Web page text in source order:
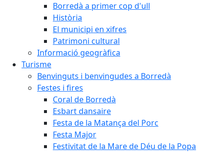
Borredà a primer cop d'ull
Història
El municipi en xifres
Patrimoni cultural
Informació geogràfica
Turisme
Benvinguts i benvingudes a Borredà
Festes i fires
Coral de Borredà
Esbart dansaire
Festa de la Matança del Porc
Festa Major
Festivitat de la Mare de Déu de la Popa